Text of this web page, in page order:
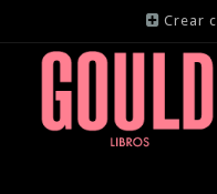
Crear